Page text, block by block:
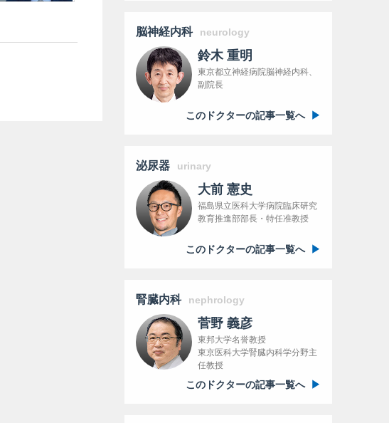
脳神経内科 neurology
鈴木 重明
東京都立神経病院脳神経内科、
副院長
このドクターの記事一覧へ
泌尿器 urinary
大前 憲史
福島県立医科大学病院臨床研究
教育推進部部長・特任准教授
このドクターの記事一覧へ
腎臓内科 nephrology
菅野 義彦
東邦大学名誉教授
東京医科大学腎臓内科学分野主
任教授
このドクターの記事一覧へ